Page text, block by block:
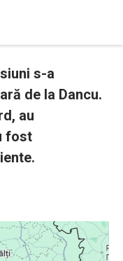
s-a
de la Dancu.
au
fost